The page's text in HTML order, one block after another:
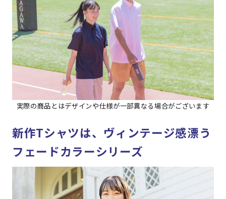
実際の商品とはデザインや仕様が一部異なる場合がございます
新作Tシャツは、ヴィンテージ感漂う
フェードカラーシリーズ